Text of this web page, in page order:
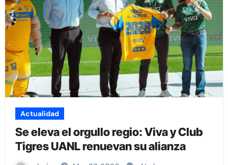
Actualidad
Se eleva el orgullo regio: Viva y Club
Tigres UANL renuevan su alianza